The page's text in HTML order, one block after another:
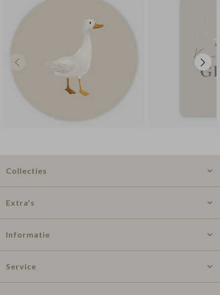
Collecties
Extra's
Informatie
Service